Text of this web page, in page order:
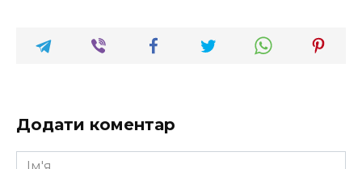
Додати коментар
Ім'я